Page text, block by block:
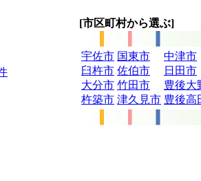
[市区町村から選ぶ]
宇佐市
臼杵市
大分市
杵築市
国東市
佐伯市
竹田市
津久見市
中津市
日田市
豊後大
豊後高